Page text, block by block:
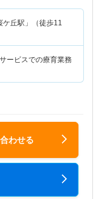
ケ丘駅」（徒歩11
ービスでの療育業務
わせる